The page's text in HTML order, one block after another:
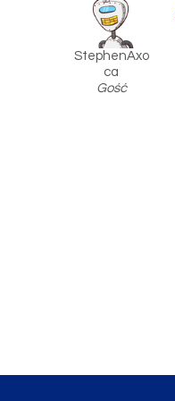
StephenAxo
ca
Gość